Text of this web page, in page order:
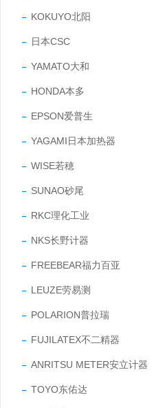
KOKUYO北阳
日本CSC
YAMATO大和
HONDA本多
EPSON爱普生
YAGAMI日本加热器
WISE若穂
SUNAO砂尾
RKC理化工业
NKS长野计器
FREEBEAR福力百亚
LEUZE劳易测
POLARION普拉瑞
FUJILATEX不二精器
ANRITSU METER安立计器
TOYO东佑达